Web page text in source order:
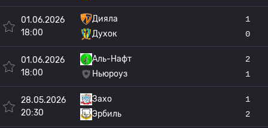
01.06.2026
18:00
Дияла
Духок
1
0
01.06.2026
18:00
Аль-Нафт
Ньюроуз
2
1
28.05.2026
20:30
Захо
Эрбиль
1
2